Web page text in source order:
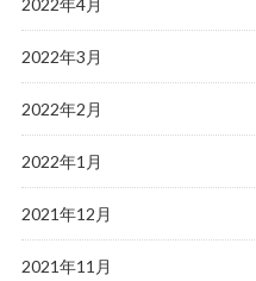
2022年4月
2022年3月
2022年2月
2022年1月
2021年12月
2021年11月